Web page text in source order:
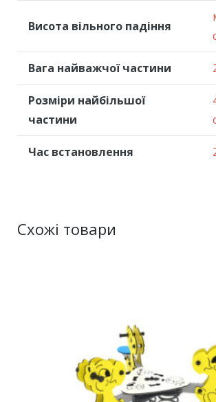
Висота вільного падіння
Вага найважчої частини
Розміри найбільшої
частини
Час встановлення
Схожі товари